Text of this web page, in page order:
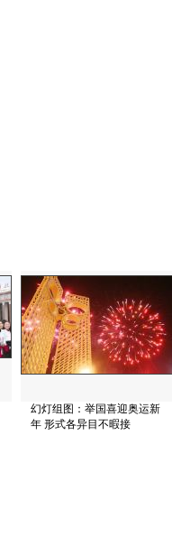
幻灯组图：举国喜迎奥运新
年 形式各异目不暇接